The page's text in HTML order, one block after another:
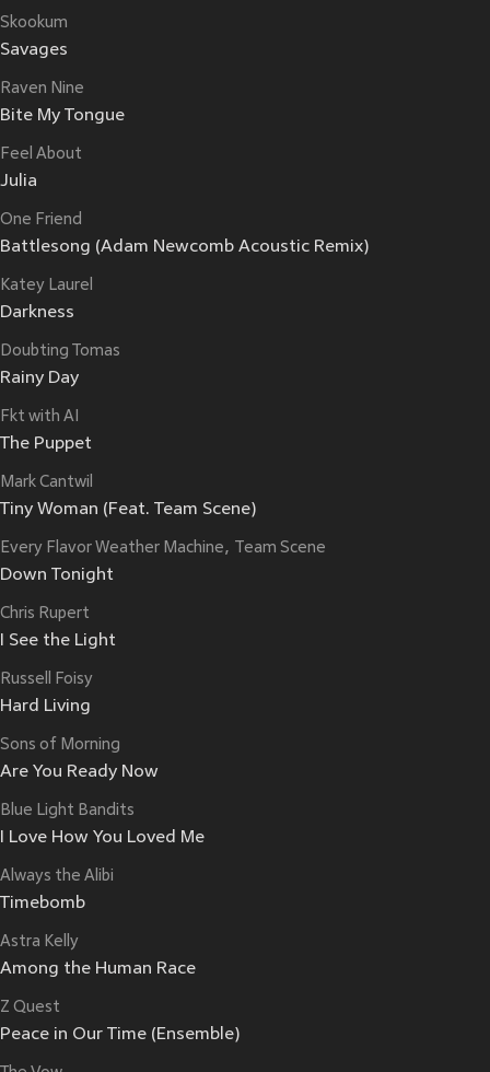
Skookum
Savages
Raven Nine
Bite My Tongue
Feel About
Julia
One Friend
Battlesong (Adam Newcomb Acoustic Remix)
Katey Laurel
Darkness
Doubting Tomas
Rainy Day
Fkt with AI
The Puppet
Mark Cantwil
Tiny Woman (Feat. Team Scene)
Every Flavor Weather Machine Team Scene
Down Tonight
Chris Rupert
I See the Light
Russell Foisy
Hard Living
Sons of Morning
Are You Ready Now
Blue Light Bandits
I Love How You Loved Me
Always the Alibi
Timebomb
Astra Kelly
Among the Human Race
Z Quest
Peace in Our Time (Ensemble)